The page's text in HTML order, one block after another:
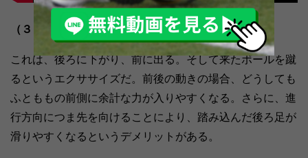
（３）前後のターン
これは、後ろに下がり、前に出る。そして来たボールを蹴
るというエクササイズだ。前後の動きの場合、どうしても
ふとももの前側に余計な力が入りやすくなる。さらに、進
行方向につま先を向けることにより、踏み込んだ後ろ足が
滑りやすくなるというデメリットがある。